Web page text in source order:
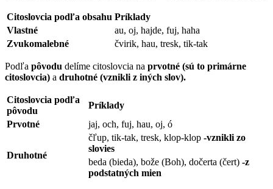
Citoslovcia podľa obsahu Príklady
Vlastné
au, oj, hajde, fuj, haha
Zvukomalebné
čvirik, hau, tresk, tik-tak
Podľa pôvodu delíme citoslovcia na prvotné (sú to primárne
citoslovcia) a druhotné (vznikli z iných slov).
Citoslovcia podľa
pôvodu
Príklady
Prvotné
jaj, och, fuj, hau, oj, ó
Druhotné
čľup, tik-tak, tresk, klop-klop -vznikli zo
slovies
beda (bieda), bože (Boh), dočerta (čert) -z
podstatných mien